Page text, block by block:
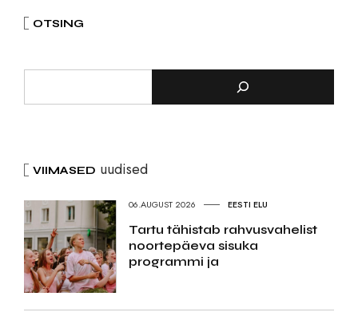
OTSING
VIIMASED uudised
06.AUGUST 2026 EESTI ELU
Tartu tähistab rahvusvahelist
noortepäeva sisuka
programmi ja